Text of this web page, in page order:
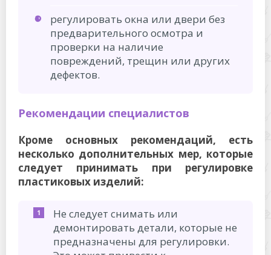
регулировать окна или двери без
предварительного осмотра и
проверки на наличие
повреждений, трещин или других
дефектов.
Рекомендации специалистов
Кроме основных рекомендаций, есть
несколько дополнительных мер, которые
следует принимать при регулировке
пластиковых изделий:
Не следует снимать или
демонтировать детали, которые не
предназначены для регулировки.